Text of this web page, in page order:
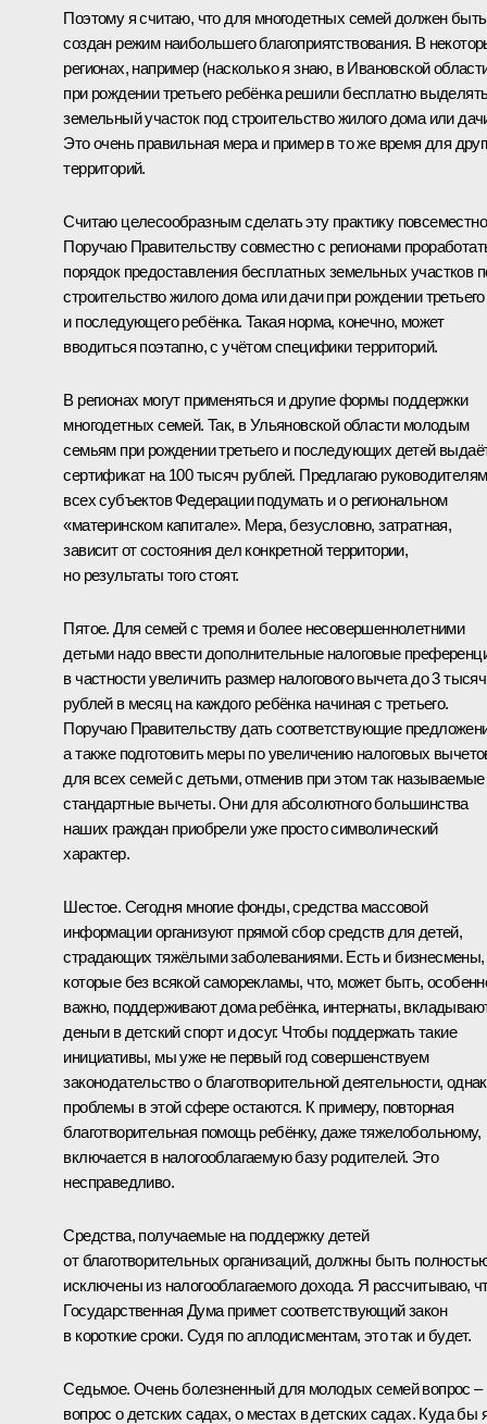
Поэтому я считаю, что для многодетных семей должен быть
создан режим наибольшего благоприятствования. В
регионах, например (насколько я знаю, в Ивановской
при рождении третьего ребёнка решили бесплатно
земельный участок под строительство жилого дома или
Это очень правильная мера и пример в то же время для
территорий.
Считаю целесообразным сделать эту практику
Поручаю Правительству совместно с регионами
порядок предоставления бесплатных земельных участков
строительство жилого дома или дачи при рождении третьего
и последующего ребёнка. Такая норма, конечно, может
вводиться поэтапно, с учётом специфики территорий.
В регионах могут применяться и другие формы поддержки
многодетных семей. Так, в Ульяновской области молодым
семьям при рождении третьего и последующих детей
сертификат на 100 тысяч рублей. Предлагаю руководителям
всех субъектов Федерации подумать и о региональном
«материнском капитале». Мера, безусловно, затратная,
зависит от состояния дел конкретной территории,
но результаты того стоят.
Пятое. Для семей с тремя и более несовершеннолетними
детьми надо ввести дополнительные налоговые
в частности увеличить размер налогового вычета до 3 тысяч
рублей в месяц на каждого ребёнка начиная с третьего.
Поручаю Правительству дать соответствующие
а также подготовить меры по увеличению налоговых
для всех семей с детьми, отменив при этом так называемые
стандартные вычеты. Они для абсолютного большинства
наших граждан приобрели уже просто символический
характер.
Шестое. Сегодня многие фонды, средства массовой
информации организуют прямой сбор средств для детей,
страдающих тяжёлыми заболеваниями. Есть и бизнесмены,
которые без всякой саморекламы, что, может быть,
важно, поддерживают дома ребёнка, интернаты,
деньги в детский спорт и досуг. Чтобы поддержать такие
инициативы, мы уже не первый год совершенствуем
законодательство о благотворительной деятельности,
проблемы в этой сфере остаются. К примеру, повторная
благотворительная помощь ребёнку, даже тяжелобольному,
включается в налогооблагаемую базу родителей. Это
несправедливо.
Средства, получаемые на поддержку детей
от благотворительных организаций, должны быть
исключены из налогооблагаемого дохода. Я рассчитываю,
Государственная Дума примет соответствующий закон
в короткие сроки. Судя по аплодисментам, это так и будет.
Седьмое. Очень болезненный для молодых семей вопрос –
вопрос о детских садах, о местах в детских садах. Куда бы